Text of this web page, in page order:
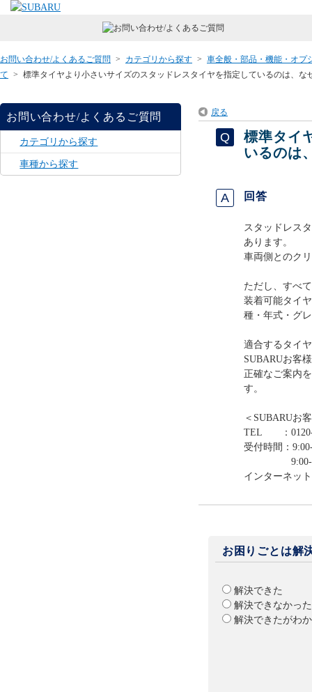
お問い合わせ/よくあるご質問 > カテゴリから探す > 車全般・部品・機能・オプ
て > 標準タイヤより小さいサイズのスタッドレスタイヤを指定しているのは、な
お問い合わせ/よくあるご質問
カテゴリから探す
車種から探す
戻る
標準タイ
いるのは
回答
スタッドレス
あります。
車両側とのク
ただし、すべ
装着可能タイ
種・年式・グ
適合するタイ
SUBARUお客
正確なご案内
す。
＜SUBARUお
TEL ：0120-
受付時間：
9:00-12:00
インターネッ
お困りごとは解
解決できた
解決できなかった
解決できたがわ